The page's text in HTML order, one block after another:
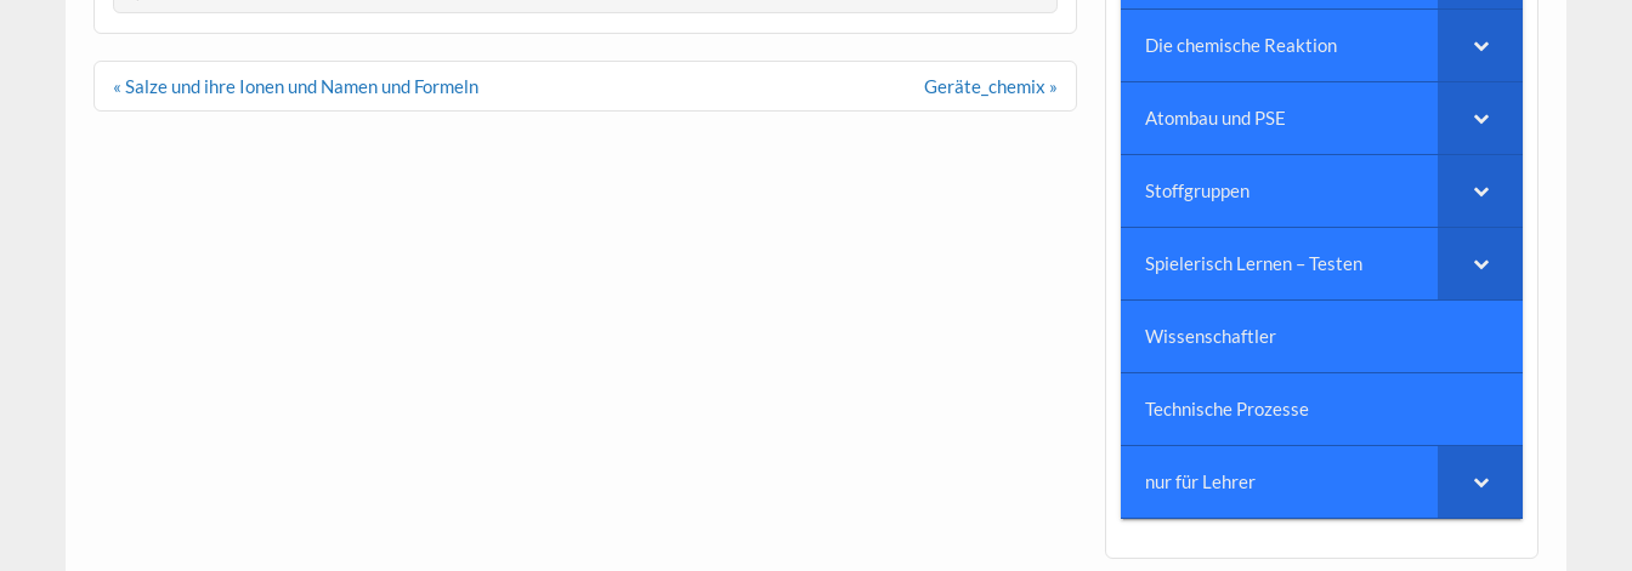
Beitragsnavigation
« Salze und ihre Ionen und Namen und Formeln Geräte_chemix »
Die chemische Reaktion
Atombau und PSE
Stoffgruppen
Spielerisch Lernen – Testen
Wissenschaftler
Technische Prozesse
nur für Lehrer